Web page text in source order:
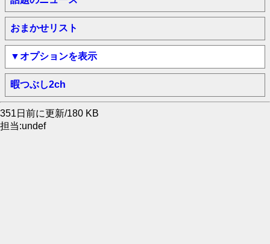
おまかせリスト
▼オプションを表示
暇つぶし2ch
351日前に更新/180 KB
担当:undef